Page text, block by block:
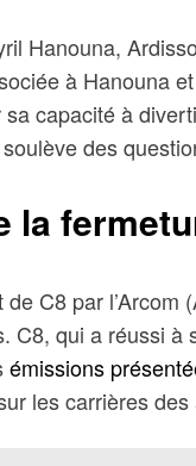
Hanouna,
à Hanouna
capacité à
des
la
de C8 par
C8, qui a réussi
émissions
les carrières